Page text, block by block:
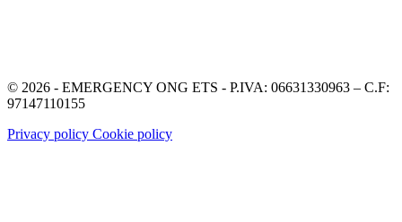
© 2026 - EMERGENCY ONG ETS - P.IVA: 06631330963 – C.F:
97147110155
Privacy policy Cookie policy